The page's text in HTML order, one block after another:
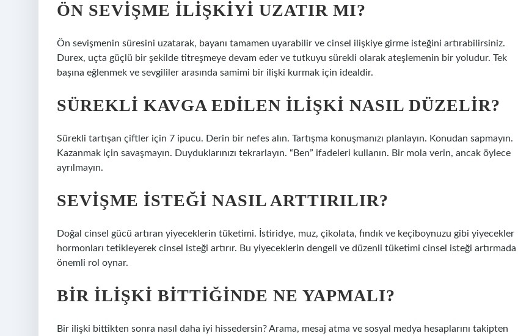
ÖN SEVIŞME ILIŞKIYI UZATIR MI?
Ön sevişmenin süresini uzatarak, bayanı tamamen uyarabilir ve cinsel ilişkiye girme isteğini artırabilirsiniz.
Durex, uçta güçlü bir şekilde titreşmeye devam eder ve tutkuyu sürekli olarak ateşlemenin bir yoludur. Tek
başına eğlenmek ve sevgililer arasında samimi bir ilişki kurmak için idealdir.
SÜREKLI KAVGA EDILEN ILIŞKI NASIL DÜZELIR?
Sürekli tartışan çiftler için 7 ipucu. Derin bir nefes alın. Tartışma konuşmanızı planlayın. Konudan sapmayın.
Kazanmak için savaşmayın. Duyduklarınızı tekrarlayın. “Ben” ifadeleri kullanın. Bir mola verin, ancak öylece
ayrılmayın.
SEVIŞME ISTEĞI NASIL ARTTIRILIR?
Doğal cinsel gücü artıran yiyeceklerin tüketimi. İstiridye, muz, çikolata, fındık ve keçiboynuzu gibi yiyecekler
hormonları tetikleyerek cinsel isteği artırır. Bu yiyeceklerin dengeli ve düzenli tüketimi cinsel isteği artırmada
önemli rol oynar.
BIR ILIŞKI BITTIĞINDE NE YAPMALI?
Bir ilişki bittikten sonra nasıl daha iyi hissedersin? Arama, mesaj atma ve sosyal medya hesaplarını takipten